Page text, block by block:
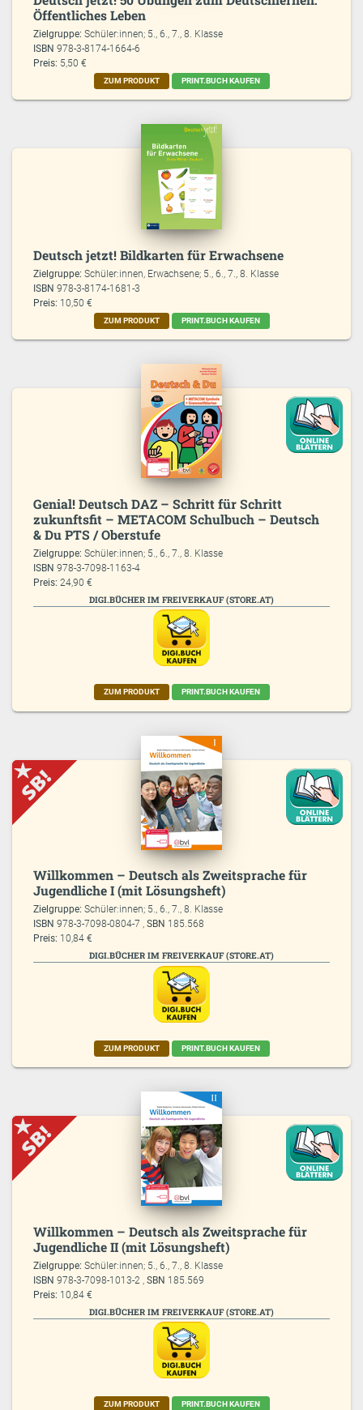
Öffentliches Leben
Zielgruppe:Schüler:innen; 5., 6., 7., 8. Klasse
ISBN978-3-8174-1664-6
Preis: 5,50 €
ZUM PRODUKT PRINT.BUCH KAUFEN
Deutsch jetzt! Bildkarten für Erwachsene
Zielgruppe:Schüler:innen, Erwachsene; 5., 6., 7., 8. Klasse
ISBN978-3-8174-1681-3
Preis: 10,50 €
ZUM PRODUKT PRINT.BUCH KAUFEN
Genial! Deutsch DAZ – Schritt für Schritt
zukunftsfit – METACOM Schulbuch – Deutsch
& Du PTS / Oberstufe
Zielgruppe:Schüler:innen; 5., 6., 7., 8. Klasse
ISBN978-3-7098-1163-4
Preis: 24,90 €
DIGI.BÜCHER IM FREIVERKAUF (STORE.AT)
ZUM PRODUKT PRINT.BUCH KAUFEN
Willkommen – Deutsch als Zweitsprache für
Jugendliche I (mit Lösungsheft)
Zielgruppe:Schüler:innen; 5., 6., 7., 8. Klasse
ISBN978-3-7098-0804-7 ,SBN 185.568
Preis: 10,84 €
DIGI.BÜCHER IM FREIVERKAUF (STORE.AT)
ZUM PRODUKT PRINT.BUCH KAUFEN
Willkommen – Deutsch als Zweitsprache für
Jugendliche II (mit Lösungsheft)
Zielgruppe:Schüler:innen; 5., 6., 7., 8. Klasse
ISBN978-3-7098-1013-2 ,SBN 185.569
Preis: 10,84 €
DIGI.BÜCHER IM FREIVERKAUF (STORE.AT)
ZUM PRODUKT PRINT.BUCH KAUFEN